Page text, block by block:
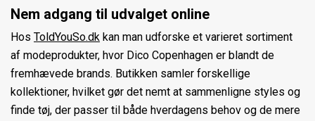
Nem adgang til udvalget online
Hos ToldYouSo.dk kan man udforske et varieret sortiment
af modeprodukter, hvor Dico Copenhagen er blandt de
fremhævede brands. Butikken samler forskellige
kollektioner, hvilket gør det nemt at sammenligne styles og
finde tøj, der passer til både hverdagens behov og de mere